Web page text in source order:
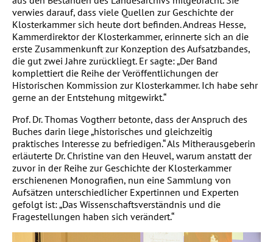
verwies darauf, dass viele Quellen zur Geschichte der
Klosterkammer sich heute dort befinden. Andreas Hesse,
Kammerdirektor der Klosterkammer, erinnerte sich an die
erste Zusammenkunft zur Konzeption des Aufsatzbandes,
die gut zwei Jahre zurückliegt. Er sagte: „Der Band
komplettiert die Reihe der Veröffentlichungen der
Historischen Kommission zur Klosterkammer. Ich habe sehr
gerne an der Entstehung mitgewirkt.“
Prof. Dr. Thomas Vogtherr betonte, dass der Anspruch des
Buches darin liege „historisches und gleichzeitig
praktisches Interesse zu befriedigen.“ Als Mitherausgeberin
erläuterte Dr. Christine van den Heuvel, warum anstatt der
zuvor in der Reihe zur Geschichte der Klosterkammer
erschienenen Monografien, nun eine Sammlung von
Aufsätzen unterschiedlicher Expertinnen und Experten
gefolgt ist: „Das Wissenschaftsverständnis und die
Fragestellungen haben sich verändert.“